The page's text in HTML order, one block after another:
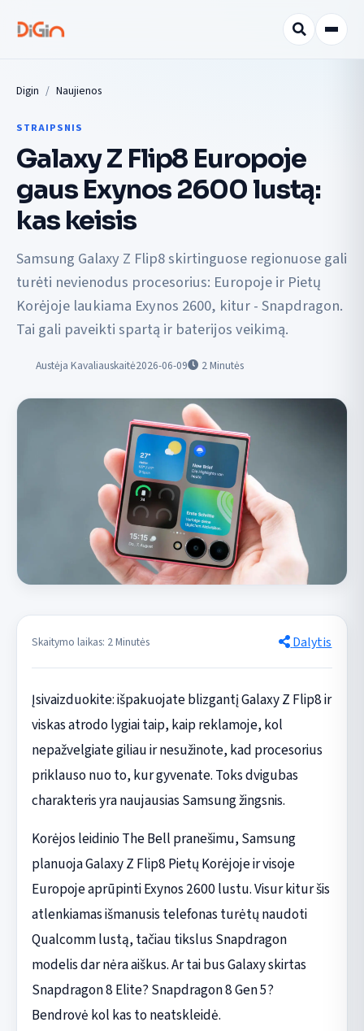
Digin Naujienos
STRAIPSNIS
Galaxy Z Flip8 Europoje
gaus Exynos 2600 lustą:
kas keisis
Samsung Galaxy Z Flip8 skirtinguose regionuose gali
turėti nevienodus procesorius: Europoje ir Pietų
Korėjoje laukiama Exynos 2600, kitur - Snapdragon.
Tai gali paveikti spartą ir baterijos veikimą.
Austėja Kavaliauskaitė2026-06-09 2Minutės
Skaitymo laikas: 2 Minutės Dalytis
Įsivaizduokite: išpakuojate blizgantį Galaxy Z Flip8 ir
viskas atrodo lygiai taip, kaip reklamoje, kol
nepažvelgiate giliau ir nesužinote, kad procesorius
priklauso nuo to, kur gyvenate. Toks dvigubas
charakteris yra naujausias Samsung žingsnis.
Korėjos leidinio The Bell pranešimu, Samsung
planuoja Galaxy Z Flip8 Pietų Korėjoje ir visoje
Europoje aprūpinti Exynos 2600 lustu. Visur kitur šis
atlenkiamas išmanusis telefonas turėtų naudoti
Qualcomm lustą, tačiau tikslus Snapdragon
modelis dar nėra aiškus. Ar tai bus Galaxy skirtas
Snapdragon 8 Elite? Snapdragon 8 Gen 5?
Bendrovė kol kas to neatskleidė.